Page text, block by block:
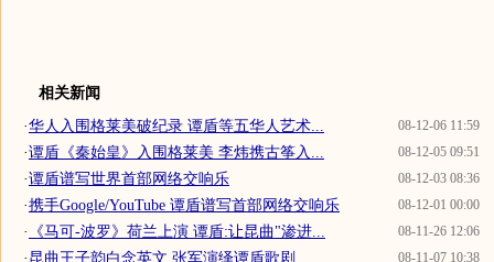
相关新闻
08-12-06 11:59
·华人入围格莱美破纪录 谭盾等五华人艺术...
08-12-05 09:51
·谭盾《秦始皇》入围格莱美 李炜携古筝入...
08-12-03 08:36
·谭盾谱写世界首部网络交响乐
08-12-01 00:00
·携手Google/YouTube 谭盾谱写首部网络交响乐
08-11-26 12:06
· 《马可-波罗》荷兰上演 谭盾:让昆曲"渗进...
08-11-07 10:38
·昆曲王子韵白念英文 张军演绎谭盾歌剧